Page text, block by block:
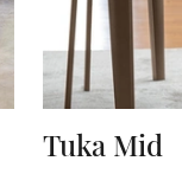
Tuka Mid